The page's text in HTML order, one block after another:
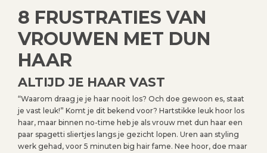
8 FRUSTRATIES VAN
VROUWEN MET DUN
HAAR
ALTIJD JE HAAR VAST
“Waarom draag je je haar nooit los? Och doe gewoon es, staat
je vast leuk!” Komt je dit bekend voor? Hartstikke leuk hoor los
haar, maar binnen no-time heb je als vrouw met dun haar een
paar spagetti sliertjes langs je gezicht lopen. Uren aan styling
werk gehad, voor 5 minuten big hair fame. Nee hoor, doe maar